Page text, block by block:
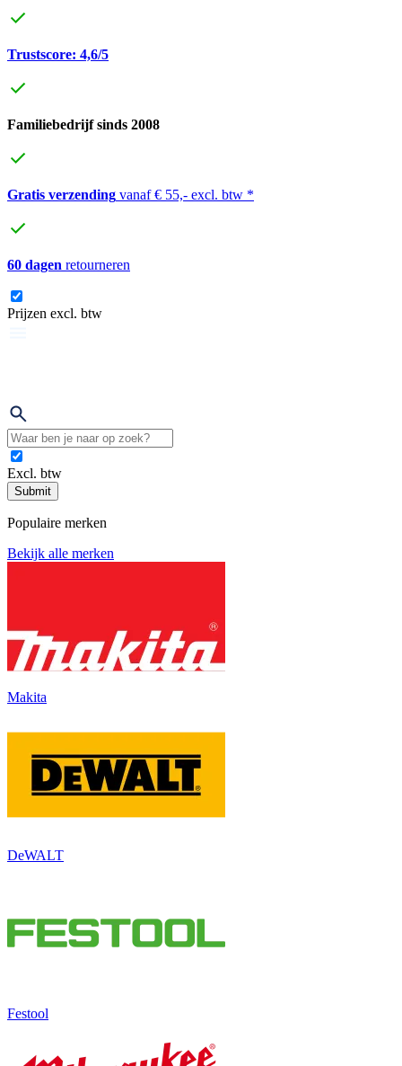
Trustscore: 4,6/5
Familiebedrijf sinds 2008
Gratis verzending vanaf € 55,- excl. btw *
60 dagen retourneren
Prijzen excl. btw
Excl. btw
Submit
Populaire merken
Bekijk alle merken
Makita
DeWALT
Festool